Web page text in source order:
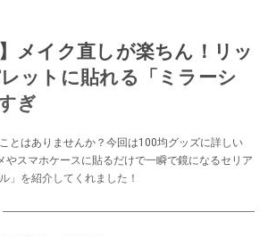
メイク直しが楽ちん！リッ
ットに貼れる「ミラーシ
ぎ
とはありませんか？今回は100均グッズに詳しい
やスマホケースに貼るだけで一瞬で鏡になるセリア
」を紹介してくれました！